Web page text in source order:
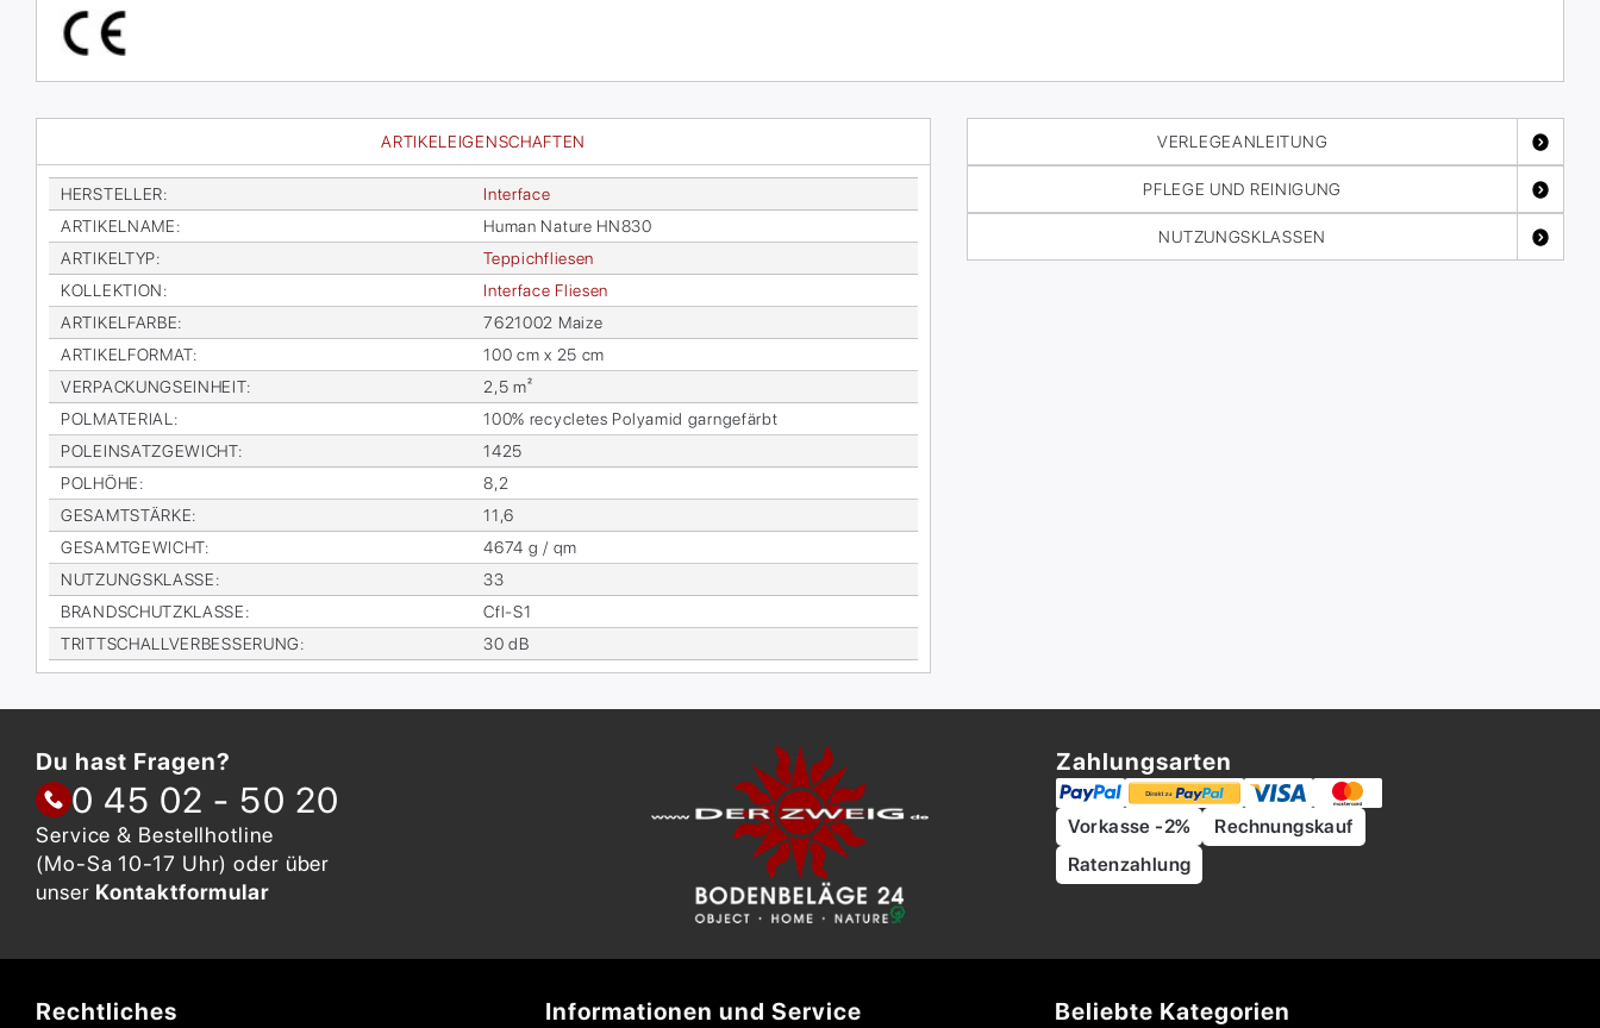
ARTIKELEIGENSCHAFTEN
HER­STEL­LER:
In­ter­face
AR­TI­KEL­NA­ME:
Hu­man Na­tu­re HN830
AR­TI­KEL­TYP:
Tep­pich­flie­sen
KOL­LEK­TI­ON:
In­ter­face Flie­sen
AR­TI­KEL­FAR­BE:
7621002 Mai­ze
AR­TI­KEL­FOR­MAT:
100 cm x 25 cm
VER­PA­CKUNGS­EIN­HEIT:
2,5 m²
POL­MA­TE­RI­AL:
100% re­cy­cle­tes Po­ly­amid garn­ge­färbt
POL­EIN­SATZ­GE­WICHT:
1425
POL­HÖ­HE:
8,2
GE­SAMT­STÄR­KE:
11,6
GE­SAMT­GE­WICHT:
4674 g / qm
NUT­ZUNGS­KLAS­SE:
33
BRAND­SCHUTZ­KLAS­SE:
Cfl-S1
TRITT­SCHALL­VER­BES­SE­RUNG: 30 dB
VERLEGEANLEITUNG
PFLEGE UND REINIGUNG
NUTZUNGSKLASSEN
Du hast Fragen?
0 45 02 - 50 20
Service & Bestellhotline
(Mo-Sa 10-17 Uhr) oder über
unser Kontaktformular
Zahlungsarten
Vorkasse -2%
Rechnungskauf
Ratenzahlung
Rechtliches Informationen und Service Beliebte Kategorien